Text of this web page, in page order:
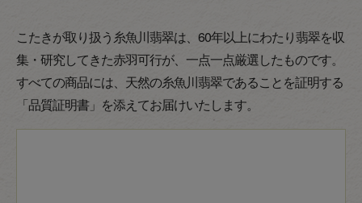
こたきが取り扱う糸魚川翡翠は、60年以上にわたり翡翠を収
集・研究してきた赤羽可行が、一点一点厳選したものです。
すべての商品には、天然の糸魚川翡翠であることを証明する
「品質証明書」を添えてお届けいたします。